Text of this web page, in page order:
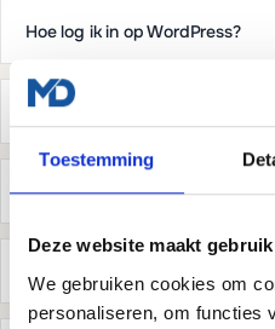
Toestemming
Deze website maakt
We gebruiken cookies om
personaliseren, om functies
Hoe log ik in op WordPress?
Hoe open ik een pagina in
Hoe kom ik in webmail?